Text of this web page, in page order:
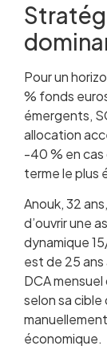
Pour un
% fonds
émergents,
allocation
-40 % en cas
terme le plus
Anouk, 32
d’ouvrir une
dynamique
est de 25
DCA
selon sa cible
économique.